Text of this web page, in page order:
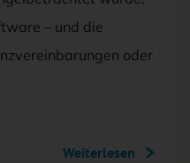
– und die
oder
Weiterlesen